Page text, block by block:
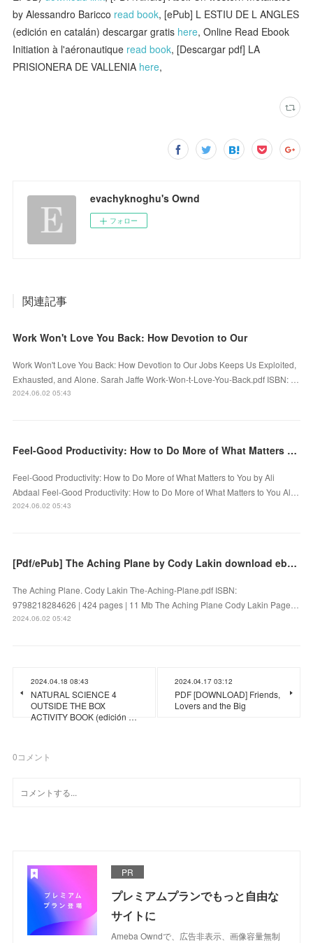
by Alessandro Baricco read book, [ePub] L ESTIU DE L ANGLES
(edición en catalán) descargar gratis here, Online Read Ebook
Initiation à l'aéronautique read book, [Descargar pdf] LA
PRISIONERA DE VALLENIA here,
evachyknoghu's Ownd
フォロー
関連記事
Work Won't Love You Back: How Devotion to Our
Work Won't Love You Back: How Devotion to Our Jobs Keeps Us Exploited,
Exhausted, and Alone. Sarah Jaffe Work-Won-t-Love-You-Back.pdf ISBN: …
2024.06.02 05:43
Feel-Good Productivity: How to Do More of What Matters to You by Ali Abdaal on Audiobook New
Feel-Good Productivity: How to Do More of What Matters to You by Ali
Abdaal Feel-Good Productivity: How to Do More of What Matters to You Al…
2024.06.02 05:43
[Pdf/ePub] The Aching Plane by Cody Lakin download ebook
The Aching Plane. Cody Lakin The-Aching-Plane.pdf ISBN:
9798218284626 | 424 pages | 11 Mb The Aching Plane Cody Lakin Page…
2024.06.02 05:42
2024.04.18 08:43
NATURAL SCIENCE 4
OUTSIDE THE BOX
ACTIVITY BOOK (edición …
2024.04.17 03:12
PDF [DOWNLOAD] Friends,
Lovers and the Big
0コメント
PR
プレミアムプランでもっと自由な
サイトに
Ameba Owndで、広告非表示、画像容量無制